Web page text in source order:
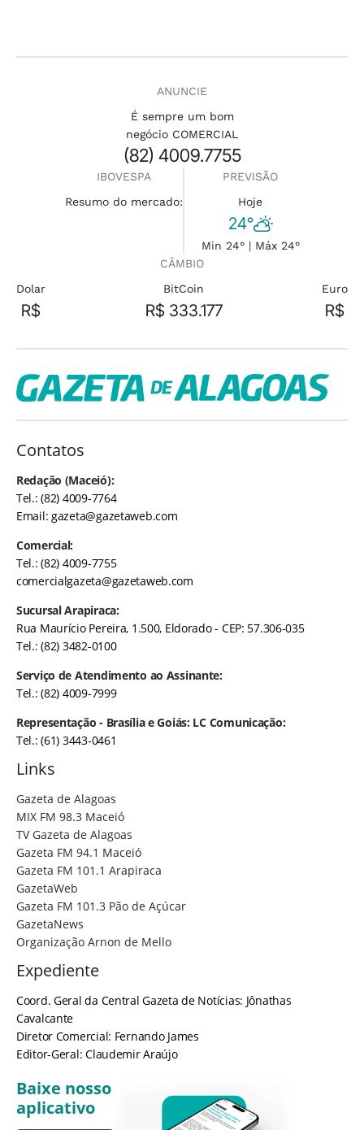
ANUNCIE
É sempre um bom
negócio COMERCIAL
(82) 4009.7755
IBOVESPA
Resumo do mercado:
PREVISÃO
Hoje
24°
Min 24° | Máx 24°
CÂMBIO
Dolar
R$
BitCoin
R$ 333.177
Euro
R$
Contatos
Redação (Maceió):
Tel.: (82) 4009-7764
Email:gazeta@gazetaweb.com
Comercial:
Tel.: (82) 4009-7755
comercialgazeta@gazetaweb.com
Sucursal Arapiraca:
Rua Maurício Pereira, 1.500, Eldorado - CEP: 57.306-035
Tel.: (82) 3482-0100
Serviço de Atendimento ao Assinante:
Tel.: (82) 4009-7999
Representação - Brasília e Goiás: LC Comunicação:
Tel.: (61) 3443-0461
Links
Gazeta de Alagoas
MIX FM 98.3 Maceió
TV Gazeta de Alagoas
Gazeta FM 94.1 Maceió
Gazeta FM 101.1 Arapiraca
GazetaWeb
Gazeta FM 101.3 Pão de Açúcar
GazetaNews
Organização Arnon de Mello
Expediente
Coord. Geral da Central Gazeta de Notícias: Jônathas
Cavalcante
Diretor Comercial: Fernando James
Editor-Geral: Claudemir Araújo
Baixe nosso
aplicativo